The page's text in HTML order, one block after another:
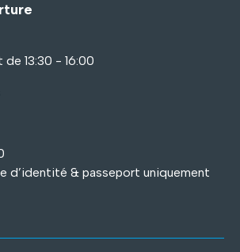
13:30 - 16:00
d’identité & passeport uniquement